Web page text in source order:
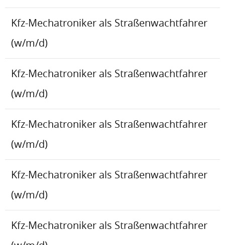
Kfz-Mechatroniker als Straßenwachtfahrer
(w/m/d)
Kfz-Mechatroniker als Straßenwachtfahrer
(w/m/d)
Kfz-Mechatroniker als Straßenwachtfahrer
(w/m/d)
Kfz-Mechatroniker als Straßenwachtfahrer
(w/m/d)
Kfz-Mechatroniker als Straßenwachtfahrer